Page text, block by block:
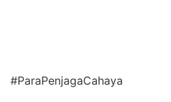
#ParaPenjagaCahaya